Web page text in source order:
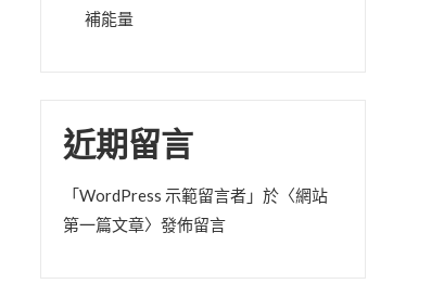
補能量
近期留言
「WordPress 示範留言者 」於〈網站
第一篇文章〉發佈留言